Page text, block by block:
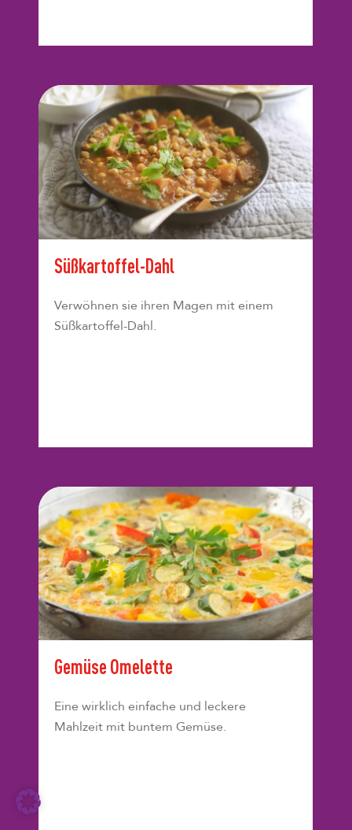
Süßkartoffel-Dahl
Verwöhnen sie ihren Magen mit einem
Süßkartoffel-Dahl.
Gemüse Omelette
Eine wirklich einfache und leckere
Mahlzeit mit buntem Gemüse.